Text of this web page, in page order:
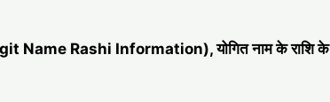
Rashi Information), योगित नाम के राशि के